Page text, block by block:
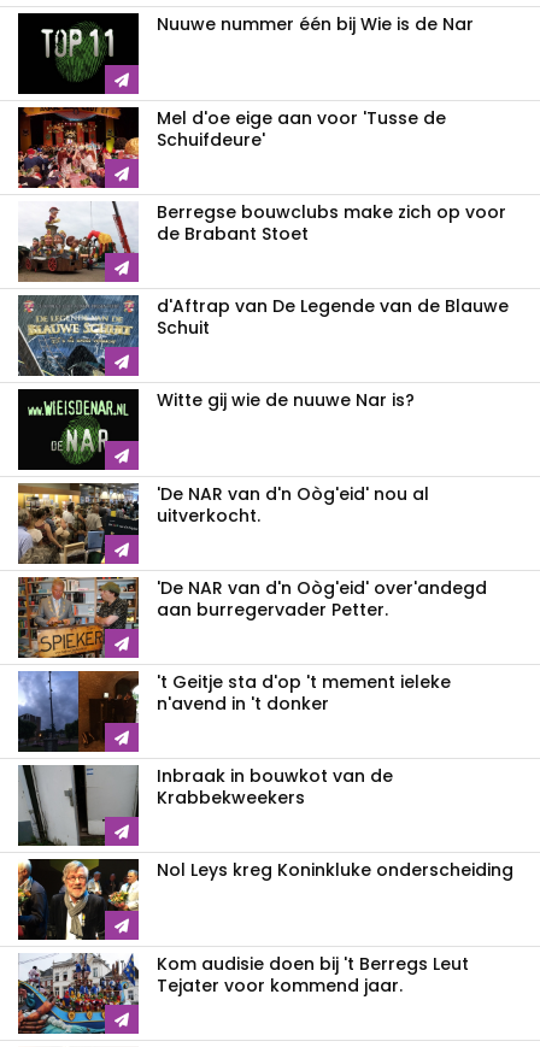
Nuuwe nummer één bij Wie is de Nar
Mel d'oe eige aan voor 'Tusse de
Schuifdeure'
Berregse bouwclubs make zich op voor
de Brabant Stoet
d'Aftrap van De Legende van de Blauwe
Schuit
Witte gij wie de nuuwe Nar is?
'De NAR van d'n Oòg'eid' nou al
uitverkocht.
'De NAR van d'n Oòg'eid' over'andegd
aan burregervader Petter.
't Geitje sta d'op 't mement ieleke
n'avend in 't donker
Inbraak in bouwkot van de
Krabbekweekers
Nol Leys kreg Koninkluke onderscheiding
Kom audisie doen bij 't Berregs Leut
Tejater voor kommend jaar.